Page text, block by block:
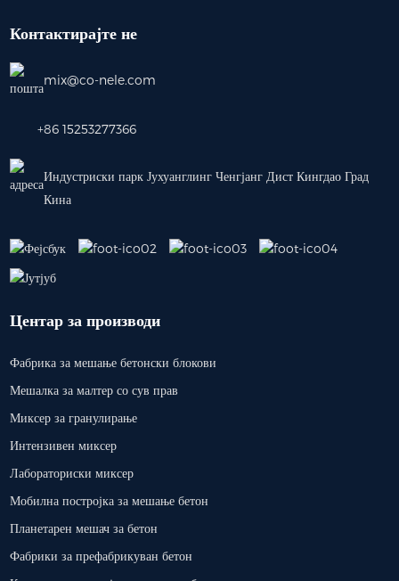
Контактирајте не
mix@co-nele.com
+86 15253277366
Индустриски парк Јухуанглинг Ченгјанг Дист Кингдао Град
Кина
Центар за производи
Фабрика за мешање бетонски блокови
Мешалка за малтер со сув прав
Миксер за гранулирање
Интензивен миксер
Лабораториски миксер
Мобилна постројка за мешање бетон
Планетарен мешач за бетон
Фабрики за префабрикуван бетон